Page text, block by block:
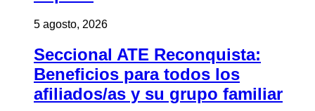
5 agosto, 2026
Seccional ATE Reconquista:
Beneficios para todos los
afiliados/as y su grupo familiar